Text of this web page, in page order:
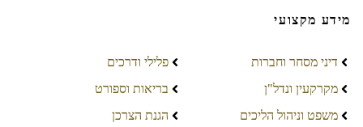
מידע מקצועי
דיני מסחר וחברות
מקרקעין ונדל"ן
משפט וניהול הליכים
פלילי ודרכים
בריאות וספורט
הגנת הצרכן